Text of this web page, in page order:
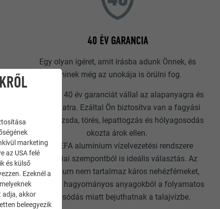
40 ÉV GARANCIA
Egy olyan ígéret, amit írásba adunk Önnek, és
aminek még az unokája is örülni fog.
A PREFA 40 év garanciát vállal az alapanyagra és
a bevonatra. Ezáltal Ön biztosítva van a fagyási
károk, rozsda, törés, lepattogzás és hólyagosodás
okozta árok ellen.
A PREFA alumínium vízelvezetési rendszere
ökológiai szempontból is ideális választás. Az
alumínium nem tartalmaz káros nehézfémeket,
melyek a hagyományos anyagokból a folyamatos
kimosódás miatt bejuthatnak a talajvízbe.
marketing
az USA felé
és külső
Ezeknél a
adja, akkor
beleegyezik